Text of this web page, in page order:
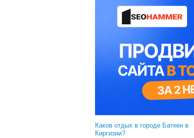
Решенные вопросы!
Каков отдых в городе Ольштын
Каков отдых в городе Бар в
Каков отдых в городе Баткен в
Киргизии?